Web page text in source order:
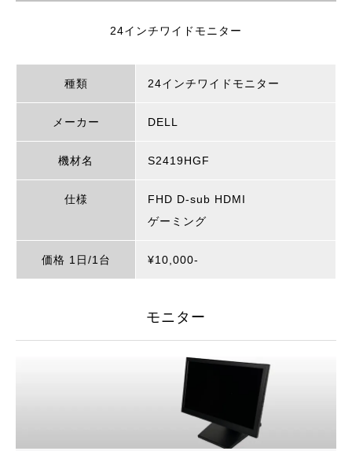
24インチワイドモニター
種類 24インチワイドモニター
メーカー DELL
機材名 S2419HGF
仕様
FHD D-sub HDMI
ゲーミング
価格 1日/1台 ¥10,000‐
モニター